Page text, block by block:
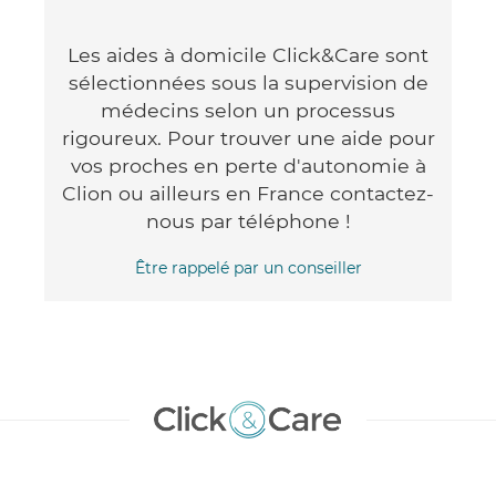
Les aides à domicile Click&Care sont
sélectionnées sous la supervision de
médecins selon un processus
rigoureux. Pour trouver une aide pour
vos proches en perte d'autonomie à
Clion ou ailleurs en France contactez-
nous par téléphone !
Être rappelé par un conseiller